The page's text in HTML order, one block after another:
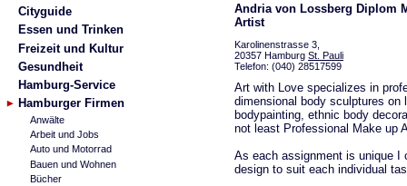
Cityguide
Essen und Trinken
Freizeit und Kultur
Gesundheit
Hamburg-Service
Hamburger Firmen
Anwälte
Arbeit und Jobs
Auto und Motorrad
Bauen und Wohnen
Bücher
Andria von Lossberg Diplom
Artist
Karolinenstrasse 3,
20357 Hamburg St. Pauli
Telefon: (040) 28517599
Art with Love specializes in
dimensional body sculptures
bodypainting, ethnic body
not least Professional Make up
As each assignment is unique I
design to suit each individual